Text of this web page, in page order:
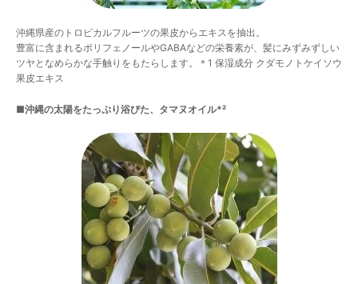
沖縄県産のトロピカルフルーツの果皮からエキスを抽出。
豊富に含まれるポリフェノールやGABAなどの栄養素が、髪にみずみずしい
ツヤとなめらかな手触りをもたらします。＊1 保湿成分 クダモノトケイソウ
果皮エキス
■沖縄の太陽をたっぷり浴びた、タマヌオイル*²